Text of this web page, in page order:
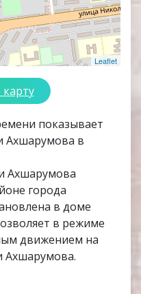
Leaflet
показывает
Ахшарумова в
Ахшарумова
города
в доме
в режиме
движением на
Ахшарумова.